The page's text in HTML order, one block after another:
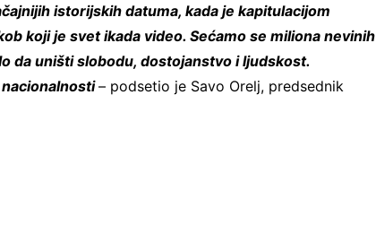
istorijskih datuma, kada je kapitulacijom
koji je svet ikada video. Sećamo se miliona nevinih
da uništi slobodu, dostojanstvo i ljudskost.
– podsetio je Savo Orelj, predsednik